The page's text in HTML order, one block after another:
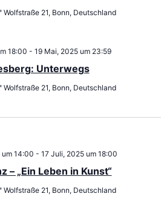
Wolfstraße 21, Bonn, Deutschland
Unterwegs
18:00 - 19 Mai, 2025 um 23:59
Wolfstraße 21, Bonn, Deutschland
– „Ein Leben in Kunst“
14:00 - 17 Juli, 2025 um 18:00
Wolfstraße 21, Bonn, Deutschland